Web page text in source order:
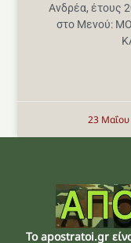
Ανδρέα, έτους
στο Μενού:
23
Το apostratoi.gr